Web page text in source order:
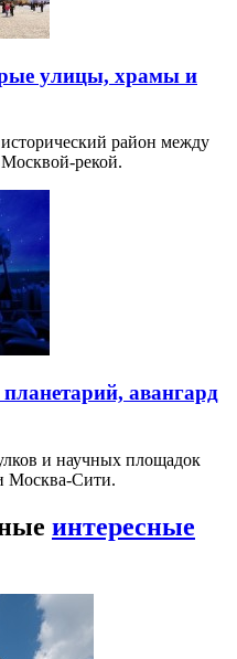
улицы, храмы и
район между
рекой.
авангард
и научных площадок
Москва-Сити.
интересные